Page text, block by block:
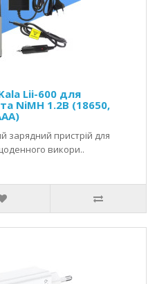
Lii-600 для
NiMH 1.2В (18650,
зарядний пристрій для
викори..